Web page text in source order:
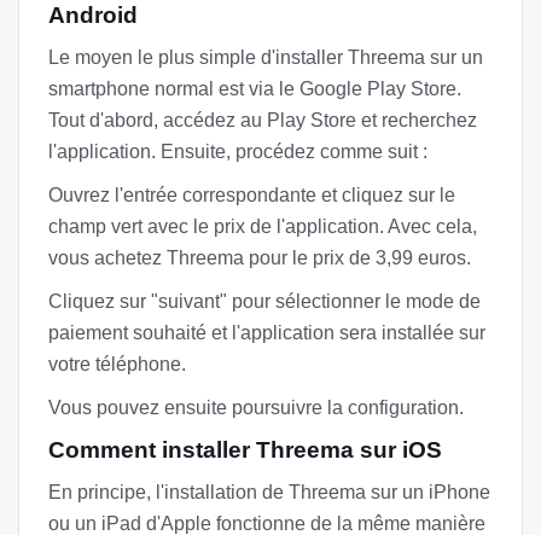
Android
Le moyen le plus simple d'installer Threema sur un
smartphone normal est via le Google Play Store.
Tout d'abord, accédez au Play Store et recherchez
l'application. Ensuite, procédez comme suit :
Ouvrez l'entrée correspondante et cliquez sur le
champ vert avec le prix de l'application. Avec cela,
vous achetez Threema pour le prix de 3,99 euros.
Cliquez sur "suivant" pour sélectionner le mode de
paiement souhaité et l'application sera installée sur
votre téléphone.
Vous pouvez ensuite poursuivre la configuration.
Comment installer Threema sur iOS
En principe, l'installation de Threema sur un iPhone
ou un iPad d'Apple fonctionne de la même manière